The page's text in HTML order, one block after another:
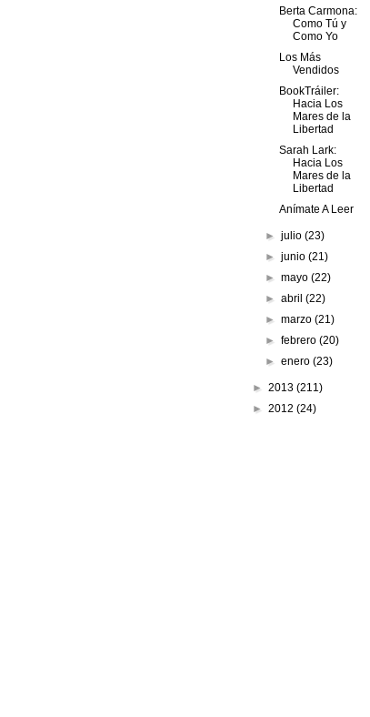
Berta Carmona:
Como Tú y
Como Yo
Los Más
Vendidos
BookTráiler:
Hacia Los
Mares de la
Libertad
Sarah Lark:
Hacia Los
Mares de la
Libertad
Anímate A Leer
►julio(23)
►junio(21)
►mayo(22)
►abril(22)
►marzo(21)
►febrero(20)
►enero(23)
► 2013 (211)
► 2012 (24)